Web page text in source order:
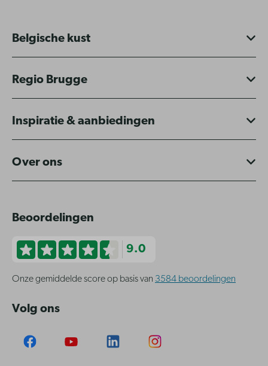
Belgische kust
Regio Brugge
Inspiratie & aanbiedingen
Over ons
Beoordelingen
9.0
Onze gemiddelde score op basis van 3584 beoordelingen
Volg ons